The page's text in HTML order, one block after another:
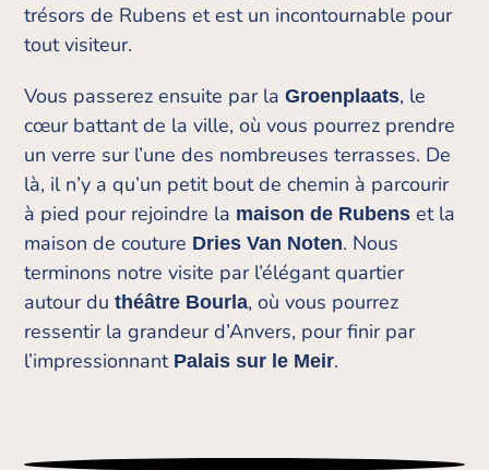
trésors de Rubens et est un incontournable pour
tout visiteur.
Vous passerez ensuite par laGroenplaats, le
cœur battant de la ville, où vous pourrez prendre
un verre sur l’une des nombreuses terrasses. De
là, il n’y a qu’un petit bout de chemin à parcourir
à pied pour rejoindre la maison de Rubens et la
maison de couture Dries Van Noten. Nous
terminons notre visite par l’élégant quartier
autour duthéâtre Bourla, où vous pourrez
ressentir la grandeur d’Anvers, pour finir par
l’impressionnant Palais sur le Meir.